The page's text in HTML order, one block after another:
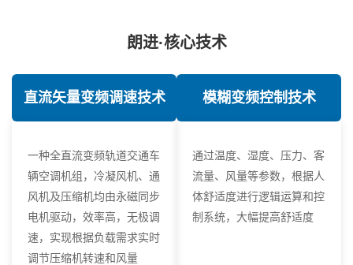
朗进·核心技术
直流矢量变频调速技术
一种全直流变频轨道交通车
辆空调机组，冷凝风机、通
风机及压缩机均由永磁同步
电机驱动，效率高，无极调
速，实现根据负载需求实时
调节压缩机转速和风量
模糊变频控制技术
通过温度、湿度、压力、客
流量、风量等参数，根据人
体舒适度进行逻辑运算和控
制系统，大幅提高舒适度